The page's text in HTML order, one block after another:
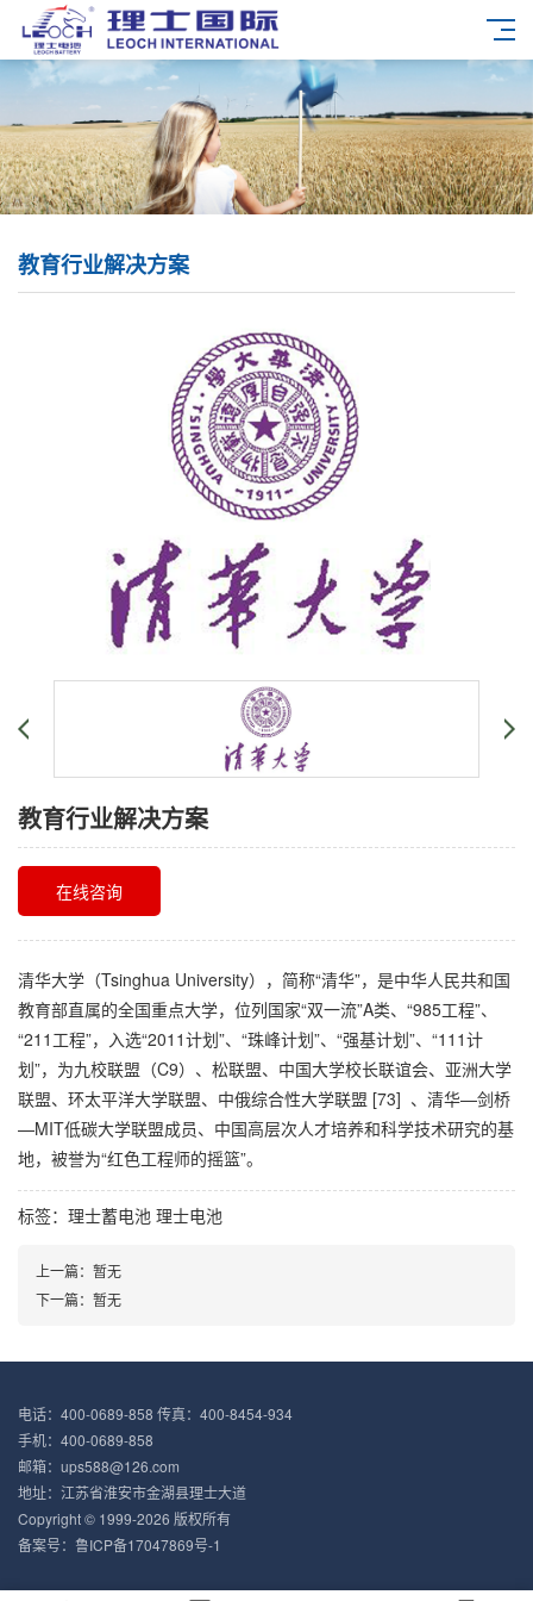
教育行业解决方案
教育行业解决方案
在线咨询
清华大学（Tsinghua University），简称“清华”，是中华人民共和国
教育部直属的全国重点大学，位列国家“双一流”A类、“985工程”、
“211工程”，入选“2011计划”、“珠峰计划”、“强基计划”、“111计
划”，为九校联盟（C9）、松联盟、中国大学校长联谊会、亚洲大学
联盟、环太平洋大学联盟、中俄综合性大学联盟 [73] 、清华—剑桥
—MIT低碳大学联盟成员、中国高层次人才培养和科学技术研究的基
地，被誉为“红色工程师的摇篮”。
标签： 理士蓄电池 理士电池
上一篇：暂无
下一篇：暂无
电话：400-0689-858 传真：400-8454-934
手机：400-0689-858
邮箱：ups588@126.com
地址：江苏省淮安市金湖县理士大道
Copyright © 1999-2026 版权所有
备案号： 鲁ICP备17047869号-1